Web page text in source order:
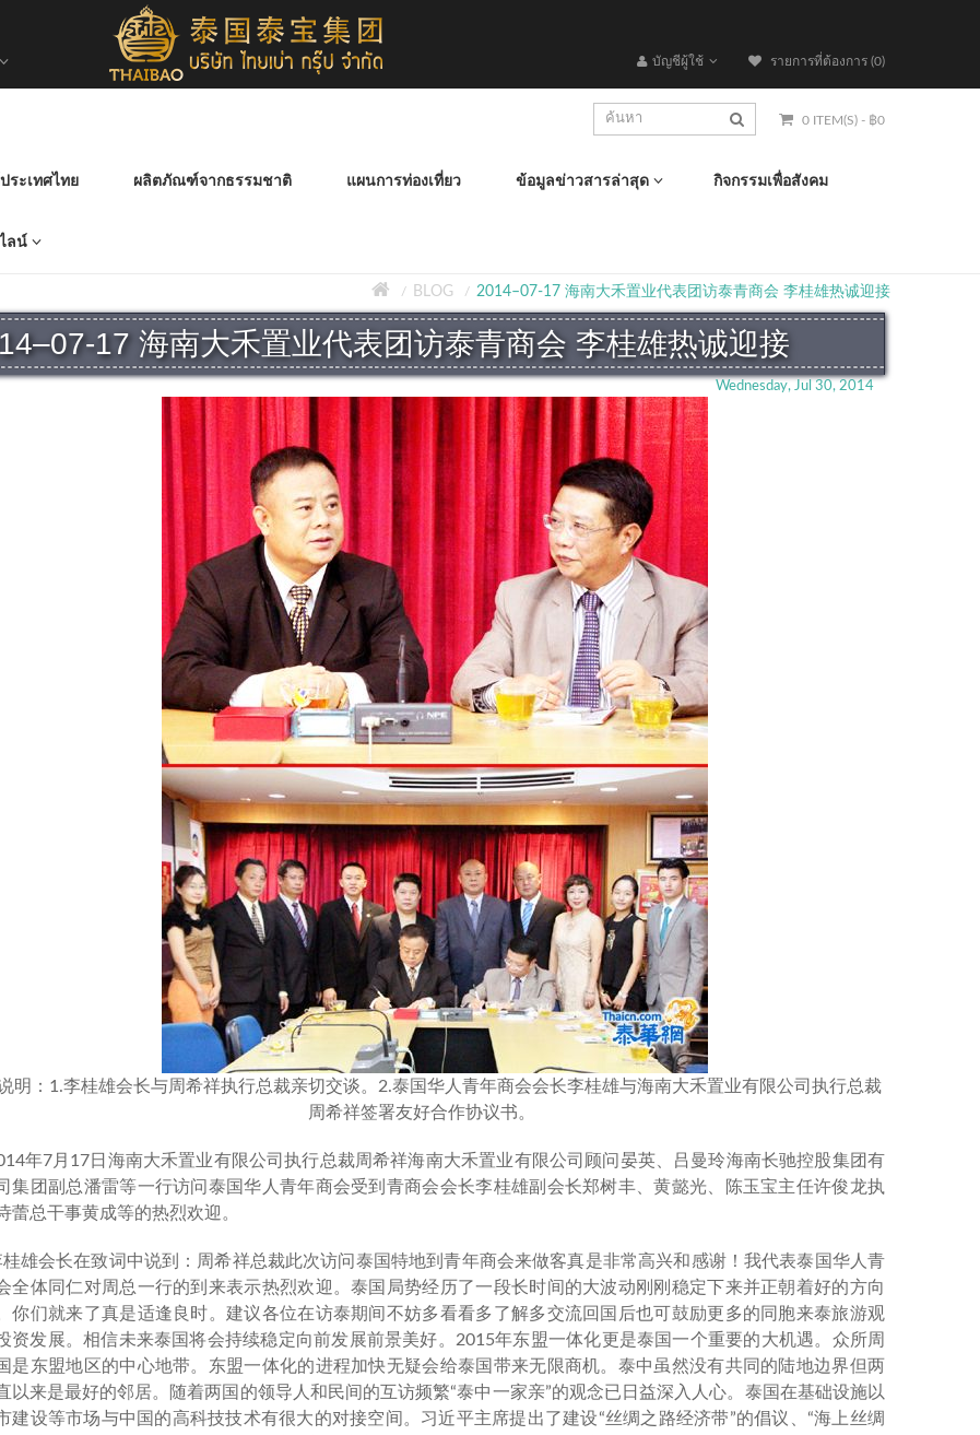
บัญชีผู้ใช้ รายการที่ต้องการ (0)
0 ITEM(S) - ฿0
ระเทศไทย ผลิตภัณฑ์จากธรรมชาติ แผนการท่องเที่ยว ข้อมูลข่าวสารล่าสุด กิจกรรมเพื่อสังคม
ลน์
BLOG 2014–07-17 海南大禾置业代表团访泰青商会 李桂雄热诚迎接
17 海南大禾置业代表团访泰青商会 李桂雄热诚迎接
Wednesday, Jul 30, 2014
明：1.李桂雄会长与周希祥执行总裁亲切交谈。2.泰国华人青年商会会长李桂雄与海南大禾置业有限公司执行总裁
周希祥签署友好合作协议书。
年7月17日海南大禾置业有限公司执行总裁周希祥海南大禾置业有限公司顾问晏英、吕曼玲海南长驰控股集团有
集团副总潘雷等一行访问泰国华人青年商会受到青商会会长李桂雄副会长郑树丰、黄懿光、陈玉宝主任许俊龙执
蕾总干事黄成等的热烈欢迎。
桂雄会长在致词中说到：周希祥总裁此次访问泰国特地到青年商会来做客真是非常高兴和感谢！我代表泰国华人青
全体同仁对周总一行的到来表示热烈欢迎。泰国局势经历了一段长时间的大波动刚刚稳定下来并正朝着好的方向
你们就来了真是适逢良时。建议各位在访泰期间不妨多看看多了解多交流回国后也可鼓励更多的同胞来泰旅游观
资发展。相信未来泰国将会持续稳定向前发展前景美好。2015年东盟一体化更是泰国一个重要的大机遇。众所周
是东盟地区的中心地带。东盟一体化的进程加快无疑会给泰国带来无限商机。泰中虽然没有共同的陆地边界但两
以来是最好的邻居。随着两国的领导人和民间的互访频繁“泰中一家亲”的观念已日益深入人心。泰国在基础设施以
建设等市场与中国的高科技技术有很大的对接空间。习近平主席提出了建设“丝绸之路经济带”的倡议、“海上丝绸